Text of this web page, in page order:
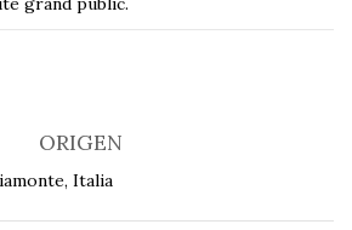
ORIGEN
Italia